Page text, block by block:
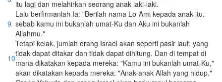
itu lagi dan melahirkan seorang anak laki-laki.
9
Lalu berfirmanlah Ia: "Berilah nama Lo-Ami kepada anak itu,
sebab kamu ini bukanlah umat-Ku dan Aku ini bukanlah
Allahmu."
10
Tetapi kelak, jumlah orang Israel akan seperti pasir laut, yang
tidak dapat ditakar dan tidak dapat dihitung. Dan di tempat di
mana dikatakan kepada mereka: "Kamu ini bukanlah umat-Ku,"
akan dikatakan kepada mereka: "Anak-anak Allah yang hidup."